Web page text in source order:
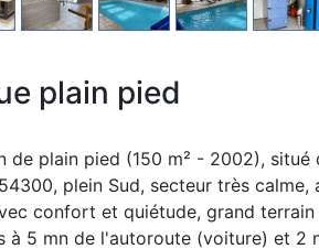
plain pied
de plain pied (150 m² - 2002), situé
plein Sud, secteur très
confort et quiétude, grand
à 5 mn de l'autoroute (voiture) et 2